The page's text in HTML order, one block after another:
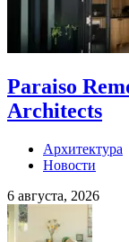
Paraiso
Architects
Архитектура
Новости
6 августа, 2026